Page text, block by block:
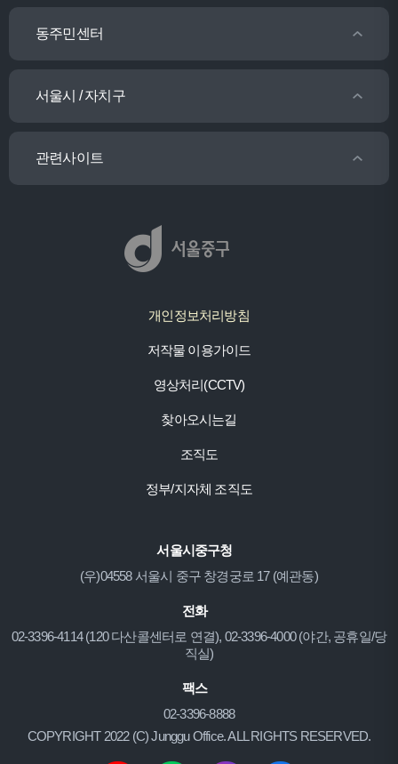
동주민센터
서울시 / 자치구
관련사이트
개인정보처리방침
저작물 이용가이드
영상처리(CCTV)
찾아오시는길
조직도
정부/지자체 조직도
서울시중구청
(우)04558 서울시 중구 창경궁로 17 (예관동)
전화
02-3396-4114 (120 다산콜센터로 연결), 02-3396-4000 (야간, 공휴일/당
직실)
팩스
02-3396-8888
COPYRIGHT 2022 (C) Junggu Office. ALL RIGHTS RESERVED.